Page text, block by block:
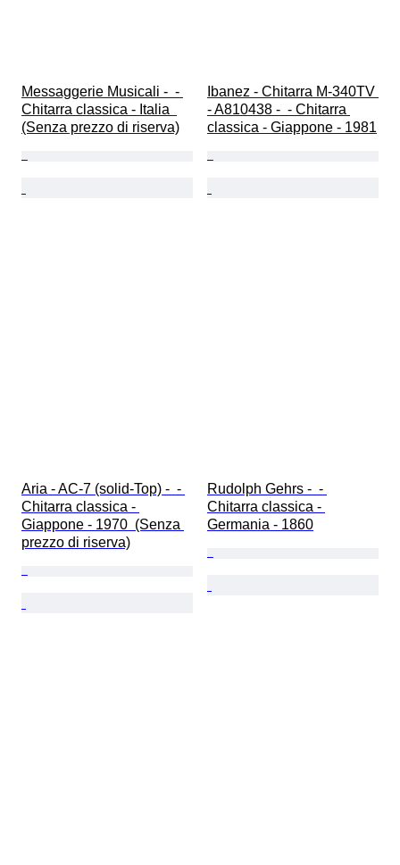
Messaggerie Musicali -  -
Chitarra classica - Italia
(Senza prezzo di riserva)
Ibanez - Chitarra M-340TV
- A810438 -  - Chitarra
classica - Giappone - 1981
Aria - AC-7 (solid-Top) -  -
Chitarra classica -
Giappone - 1970  (Senza
prezzo di riserva)
Rudolph Gehrs -  -
Chitarra classica -
Germania - 1860